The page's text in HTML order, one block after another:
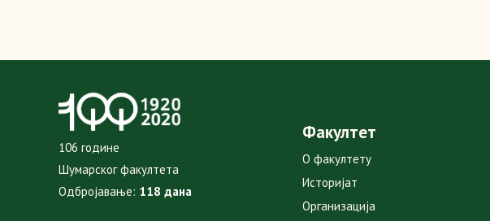
106 године
Шумарског факултета
Одбројавање: 118 дана
Факултет
О факултету
Историјат
Организација